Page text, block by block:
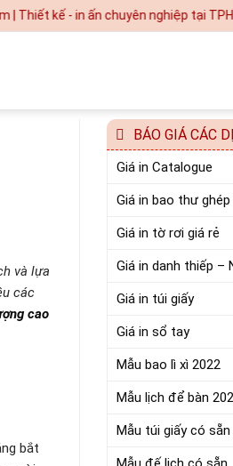
kế - in ấn chuyên nghiệp tại TPHCM
và lựa
các
cao
bắt
BÁO GIÁ CÁC
Giá in Catalogue
Giá in bao thư ghép
Giá in tờ rơi giá rẻ
Giá in danh thiếp –
Giá in túi giấy
Giá in sổ tay
Mẫu bao lì xì 2022
Mẫu lịch để bàn
Mẫu túi giấy có sẵn